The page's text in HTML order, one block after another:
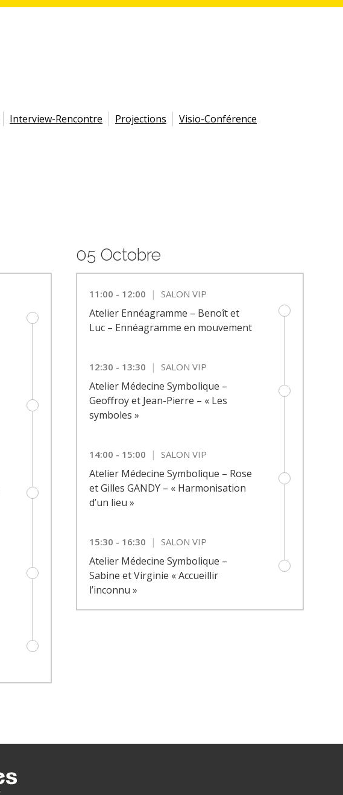
Interview-Rencontre Projections Visio-Conférence
05 Octobre
11:00 - 12:00 | SALON VIP
Atelier Ennéagramme – Benoît et
Luc – Ennéagramme en mouvement
12:30 - 13:30 | SALON VIP
Atelier Médecine Symbolique –
Geoffroy et Jean-Pierre – « Les
symboles »
14:00 - 15:00 | SALON VIP
Atelier Médecine Symbolique – Rose
et Gilles GANDY – « Harmonisation
d’un lieu »
15:30 - 16:30 | SALON VIP
Atelier Médecine Symbolique –
Sabine et Virginie « Accueillir
l’inconnu »